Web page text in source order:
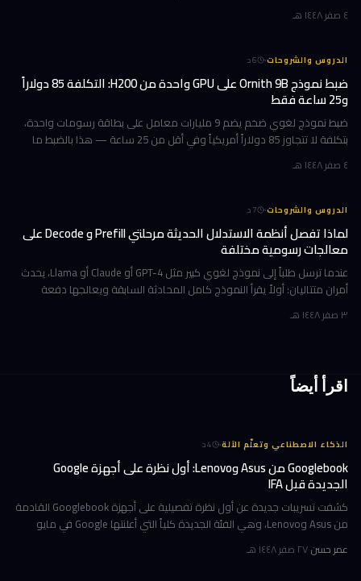
٤ صفر ١٤٤٨ هـ
الدروس والشروحات·
6د
ضبط نموذج Ornith 9B على GPU واحدة من H200: التكلفة 85 دولاراً
و25 ساعة فقط
ضبط نموذج لغوي ضخم يضم 9 مليارات معامل على بطاقة رسومات واحدة،
بتكلفة لا تتجاوز 85 دولاراً أمريكياً وفي أقل من 25 ساعة — هذا بالضبط ما
٤ صفر ١٤٤٨ هـ
الدروس والشروحات·
7د
لماذا تفصل أنظمة الاستدلال الحديثة مرحلتي Prefill و Decode على
معالجات رسومية مختلفة
عندما ترسل طلباً إلى نموذج لغوي كبير مثل GPT-4 أو Claude أو Llama، يحدث
أمران متتاليان: أولاً يقرأ النموذج كامل المحادثة السابقة ويعالجها دفعة
٣ صفر ١٤٤٨ هـ
اقرأ أيضاً
الذكاء الاصطناعي وتعلّم الآلة·
4د
Googlebook من Asus وLenovo: أول نظرة على أجهزة Google
الجديدة قبل IFA
كشفت تسريبات جديدة عن أول نظرة تفصيلية على أجهزة Googlebook القادمة
من Asus وLenovo، وهي الفئة الجديدة كلياً التي أعلنتها Google في مايو
عمر حسن·٢٧ صفر ١٤٤٨ هـ